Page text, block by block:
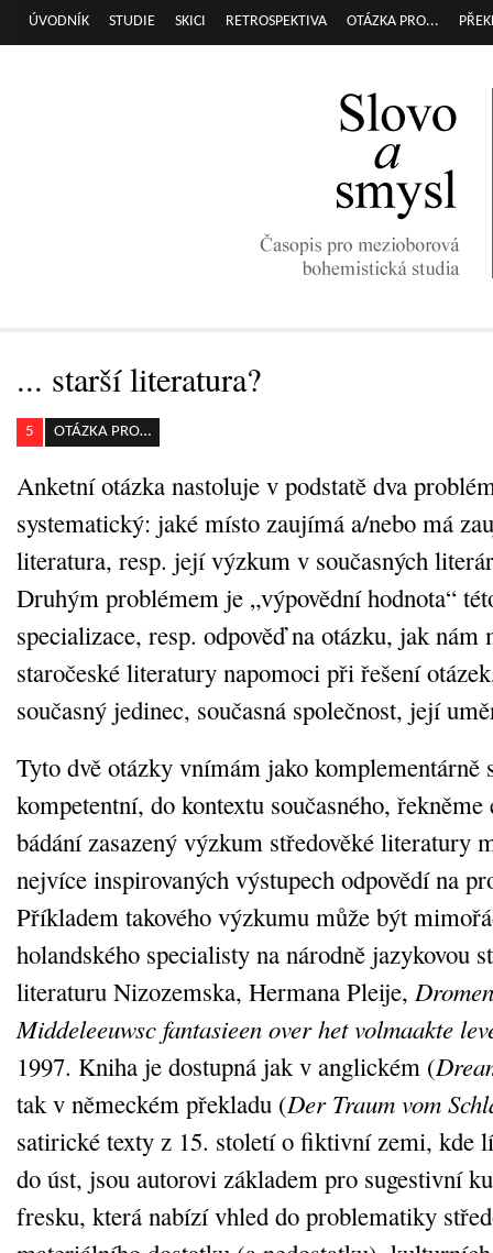
Hlavní menu
ÚVODNÍK STUDIE SKICI RETROSPEKTIVA OTÁZKA PRO...
... starší literatura?
5 OTÁZKA PRO…
Anketní otázka nastoluje v podstatě dva
systematický: jaké místo zaujímá a/nebo má
literatura, resp. její výzkum v současných
Druhým problémem je „výpovědní hodnota“
specializace, resp. odpověď na otázku, jak nám
staročeské literatury napomoci při řešení
současný jedinec, současná společnost, její
Tyto dvě otázky vnímám jako komplementárně
kompetentní, do kontextu současného,
bádání zasazený výzkum středověké literatury
nejvíce inspirovaných výstupech odpovědí na
Příkladem takového výzkumu může být
holandského specialisty na národně jazykovou
literaturu Nizozemska, Hermana Pleije,
Middeleeuwsc fantasieen over het volmaakte
1997. Kniha je dostupná jak v anglickém (
tak v německém překladu (Der Traum vom
satirické texty z 15. století o fiktivní zemi, kde
do úst, jsou autorovi základem pro sugestivní
fresku, která nabízí vhled do problematiky